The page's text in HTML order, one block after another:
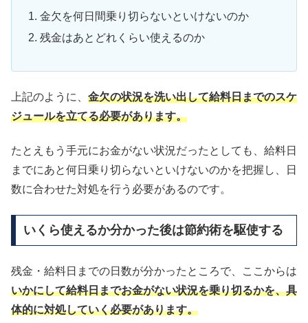
金欠を何日間乗り切らないといけないのか
残金はあとどれくらい使えるのか
上記のように、 金欠の状況を洗い出して給料日までのスケ
ジュールを立てる必要があります。
たとえもう手元にお金がない状況だったとしても、給料日
までにあと何日乗り切らないといけないのかを把握し、日
数に合わせた対処を行う必要があるのです。
いくら使えるか分かった後は節約術を駆使する
残金・給料日までの日数が分かったところで、ここからは
いかにして給料日までお金がない状況を乗り切るかを、具
体的に対処していく必要があります。